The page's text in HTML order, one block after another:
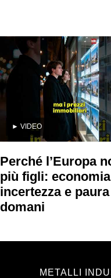
► VIDEO
Perché l’Europa
più figli:
incertezza e
domani
METALLI